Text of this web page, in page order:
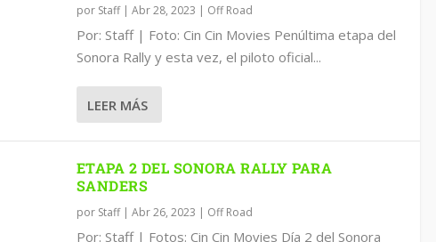
por Staff| Abr 28, 2023 | Off Road
Por: Staff | Foto: Cin Cin Movies Penúltima etapa del
Sonora Rally y esta vez, el piloto oficial...
LEER MÁS
ETAPA 2 DEL SONORA RALLY PARA
SANDERS
por Staff| Abr 26, 2023 | Off Road
Por: Staff | Fotos: Cin Cin Movies Día 2 del Sonora